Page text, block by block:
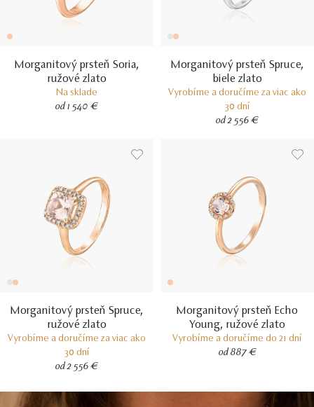
Morganitový prsteň Soria,
ružové zlato
Na sklade
od 1 540 €
Morganitový prsteň Spruce,
biele zlato
Vyrobíme a doručíme za viac ako
30 dní
od 2 556 €
Morganitový prsteň Spruce,
ružové zlato
Vyrobíme a doručíme za viac ako
30 dní
od 2 556 €
Morganitový prsteň Echo
Young, ružové zlato
Vyrobíme a doručíme do 21 dní
od 887 €